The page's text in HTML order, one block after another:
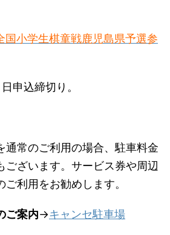
国小学生棋童戦鹿児島県予選参
申込締切り。
通常のご利用の場合、駐車料金
ございます。サービス券や周辺
利用をお勧めします。
ご案内→キャンセ駐車場